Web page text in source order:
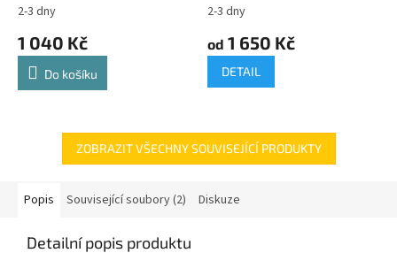
2-3 dny
1 040 Kč
Do košíku
2-3 dny
od 1 650 Kč
DETAIL
ZOBRAZIT VŠECHNY SOUVISEJÍCÍ PRODUKTY
Popis Související soubory (2) Diskuze
Detailní popis produktu